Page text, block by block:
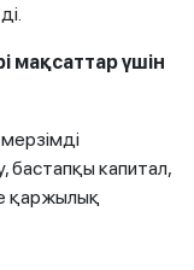
мақсаттар үшін
бастапқы капитал,
қаржылық